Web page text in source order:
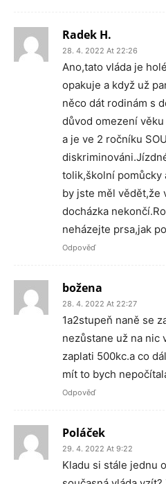
Radek H.
28. 4. 2022 At 22:26
Ano,tato vláda je
opakuje a když už
něco dát rodinám s
důvod omezení
a je ve 2 ročníku
tolik,školní pomůcky
by jste měl vědět,že
docházka
neházejte prsa,jak
Odpověď
božena
28. 4. 2022 At 22:27
1a2stupeň naně se
nezůstane už na nic
zaplati 500kc.a co
mít to bych
Odpověď
Poláček
29. 4. 2022 At 9:22
Kladu si stále jednu